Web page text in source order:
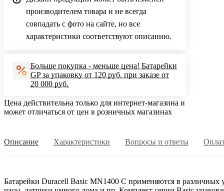
производителем товара и не всегда
совпадать с фото на сайте, но все
характеристики соответствуют описанию.
Больше покупка - меньше цена! Батарейки
GP за упаковку от 120 руб. при заказе от
20 000 руб.
Цена действительна только для интернет-магазина и
может отличаться от цен в розничных магазинах
Описание Характеристики Вопросы и ответы
Батарейки Duracell Basic MN1400 C применяются в